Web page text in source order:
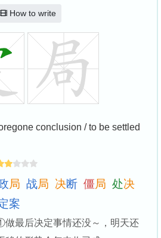
How to write
conclusion / to be settled
局 战局 决断 僵局 处决
案
最后决定事情还没～，明天还